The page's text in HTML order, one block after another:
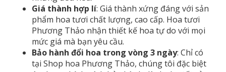
Giá thành hợp lí: Giá thành xứng đáng với sản
phẩm hoa tươi chất lượng, cao cấp. Hoa tươi
Phương Thảo nhận thiết kế hoa tự do với mọi
mức giá mà bạn yêu cầu.
Bảo hành đổi hoa trong vòng 3 ngày: Chỉ có
tại Shop hoa Phương Thảo, chúng tôi đặc biệt